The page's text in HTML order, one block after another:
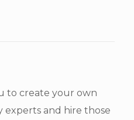
to create your own
and hire those